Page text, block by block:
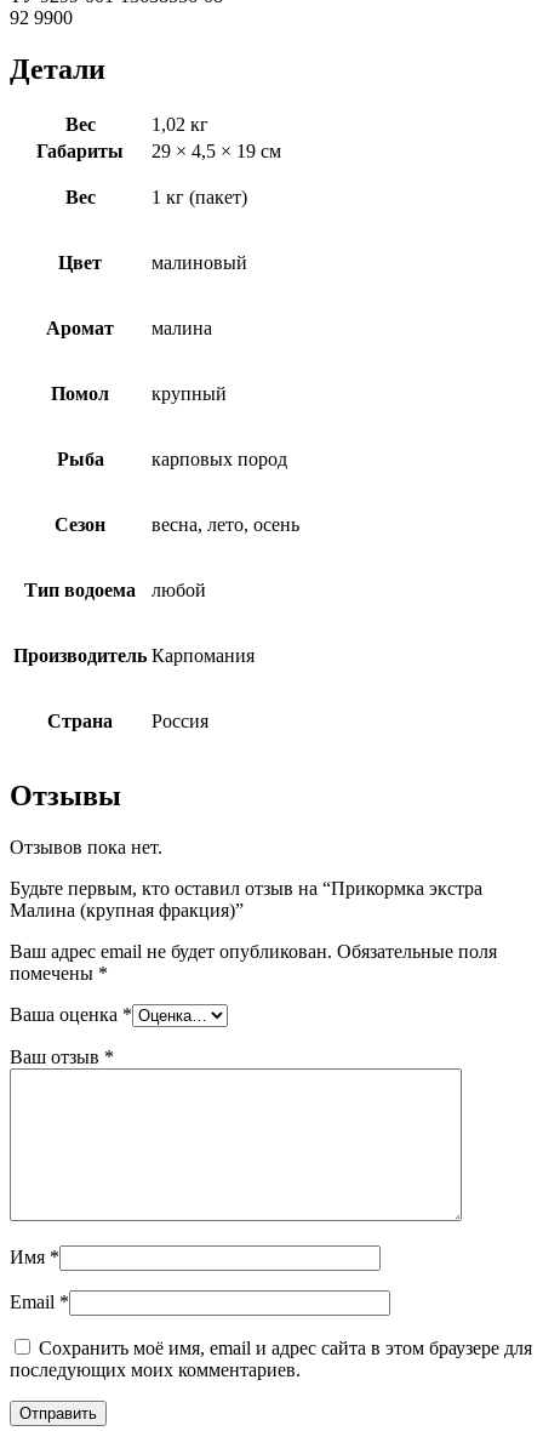
92 9900
Детали
Вес
1,02 кг
Габариты
29 × 4,5 × 19 см
Вес 1 кг (пакет)
Цвет малиновый
Аромат малина
Помол крупный
Рыба карповых пород
Сезон весна, лето, осень
Тип водоема любой
Производитель Карпомания
Страна Россия
Отзывы
Отзывов пока нет.
Будьте первым, кто оставил отзыв на “Прикормка экстра
Малина (крупная фракция)”
Ваш адрес email не будет опубликован. Обязательные поля
помечены *
Ваша оценка *
Ваш отзыв *
Имя *
Email *
Сохранить моё имя, email и адрес сайта в этом браузере для
последующих моих комментариев.